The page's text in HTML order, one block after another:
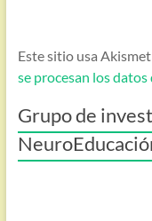
Este sitio usa
se procesan los
Grupo de